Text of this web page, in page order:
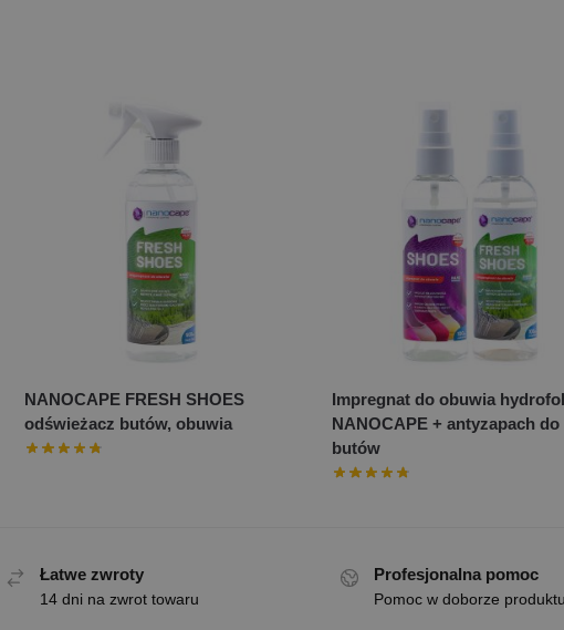
NANOCAPE FRESH SHOES
odświeżacz butów, obuwia
Impregnat do obuwia
NANOCAPE + antyzapach do
butów
Łatwe zwroty
14 dni na zwrot towaru
Profesjonalna pomoc
Pomoc w doborze produktu